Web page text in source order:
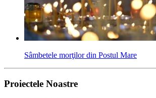
Sâmbetele morţilor din Postul Mare
Proiectele Noastre